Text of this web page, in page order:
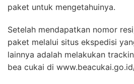
paket untuk mengetahuinya.
Setelah mendapatkan nomor
paket melalui situs ekspedisi
lainnya adalah melakukan
bea cukai di